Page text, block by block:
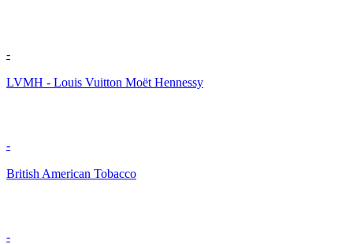
-
LVMH - Louis Vuitton Moët Hennessy
-
British American Tobacco
-